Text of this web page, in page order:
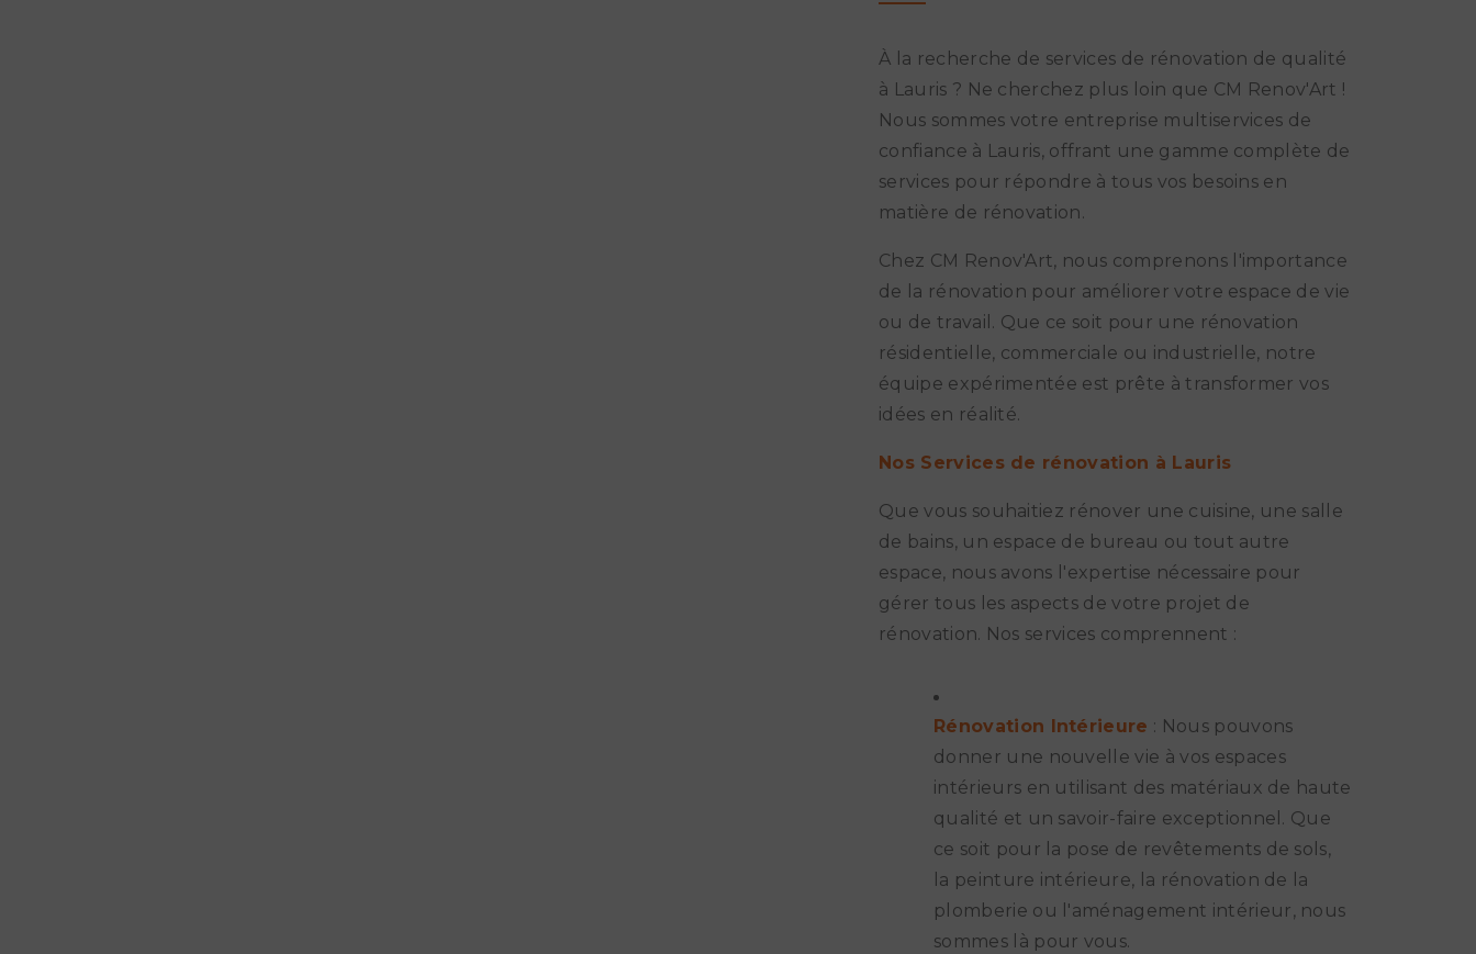
À la recherche de services de rénovation de qualité
à Lauris ? Ne cherchez plus loin que CM Renov'Art !
Nous sommes votre entreprise multiservices de
confiance à Lauris, offrant une gamme complète de
services pour répondre à tous vos besoins en
matière de rénovation.
Chez CM Renov'Art, nous comprenons l'importance
de la rénovation pour améliorer votre espace de vie
ou de travail. Que ce soit pour une rénovation
résidentielle, commerciale ou industrielle, notre
équipe expérimentée est prête à transformer vos
idées en réalité.
Nos Services de rénovation à Lauris
Que vous souhaitiez rénover une cuisine, une salle
de bains, un espace de bureau ou tout autre
espace, nous avons l'expertise nécessaire pour
gérer tous les aspects de votre projet de
rénovation. Nos services comprennent :
Rénovation Intérieure : Nous pouvons
donner une nouvelle vie à vos espaces
intérieurs en utilisant des matériaux de haute
qualité et un savoir-faire exceptionnel. Que
ce soit pour la pose de revêtements de sols,
la peinture intérieure, la rénovation de la
plomberie ou l'aménagement intérieur, nous
sommes là pour vous.